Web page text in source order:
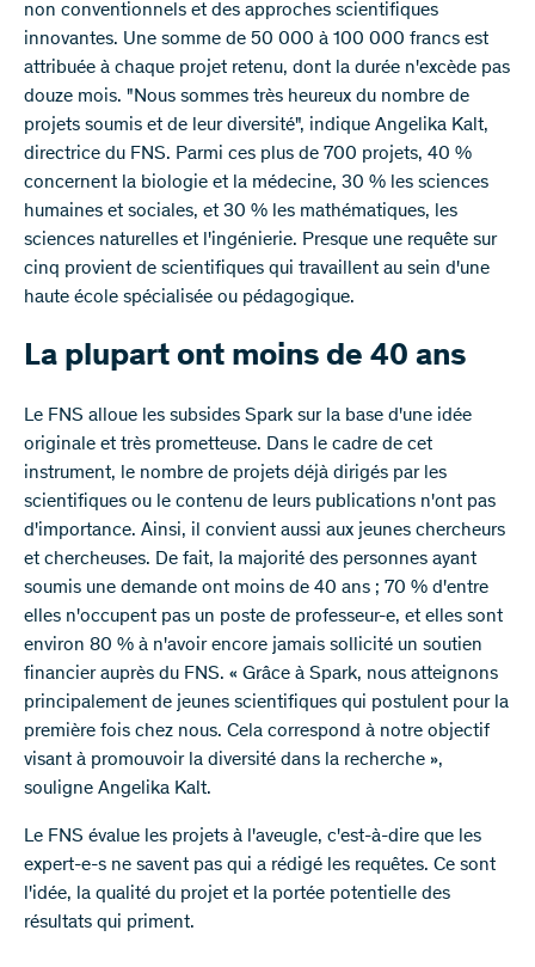
non conventionnels et des approches scientifiques
innovantes. Une somme de 50 000 à 100 000 francs est
attribuée à chaque projet retenu, dont la durée n'excède pas
douze mois. "Nous sommes très heureux du nombre de
projets soumis et de leur diversité", indique Angelika Kalt,
directrice du FNS. Parmi ces plus de 700 projets, 40 %
concernent la biologie et la médecine, 30 % les sciences
humaines et sociales, et 30 % les mathématiques, les
sciences naturelles et l'ingénierie. Presque une requête sur
cinq provient de scientifiques qui travaillent au sein d'une
haute école spécialisée ou pédagogique.
La plupart ont moins de 40 ans
Le FNS alloue les subsides Spark sur la base d'une idée
originale et très prometteuse. Dans le cadre de cet
instrument, le nombre de projets déjà dirigés par les
scientifiques ou le contenu de leurs publications n'ont pas
d'importance. Ainsi, il convient aussi aux jeunes chercheurs
et chercheuses. De fait, la majorité des personnes ayant
soumis une demande ont moins de 40 ans ; 70 % d'entre
elles n'occupent pas un poste de professeur-e, et elles sont
environ 80 % à n'avoir encore jamais sollicité un soutien
financier auprès du FNS. « Grâce à Spark, nous atteignons
principalement de jeunes scientifiques qui postulent pour la
première fois chez nous. Cela correspond à notre objectif
visant à promouvoir la diversité dans la recherche »,
souligne Angelika Kalt.
Le FNS évalue les projets à l'aveugle, c'est-à-dire que les
expert-e-s ne savent pas qui a rédigé les requêtes. Ce sont
l'idée, la qualité du projet et la portée potentielle des
résultats qui priment.